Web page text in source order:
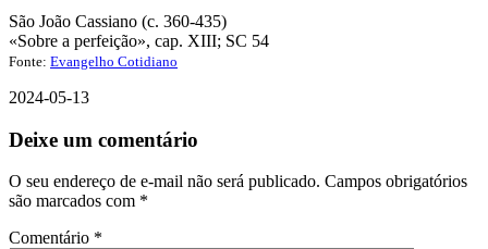
São João Cassiano (c. 360-435)
«Sobre a perfeição», cap. XIII; SC 54
Fonte: Evangelho Cotidiano
2024-05-13
Deixe um comentário
O seu endereço de e-mail não será publicado. Campos obrigatórios
são marcados com *
Comentário *